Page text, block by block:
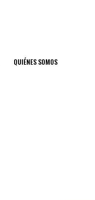
QUIÉNES SOMOS